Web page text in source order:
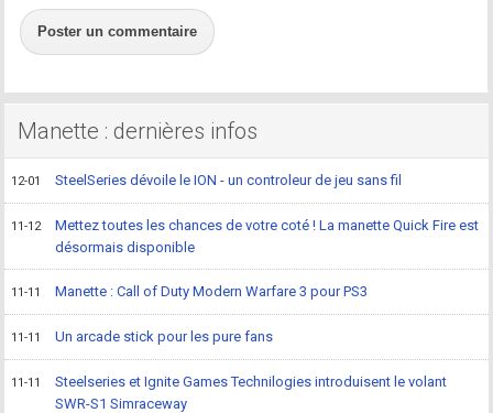
Poster un commentaire
Manette : dernières infos
12-01 SteelSeries dévoile le ION - un controleur de jeu sans fil
11-12
Mettez toutes les chances de votre coté ! La manette Quick Fire est
désormais disponible
11-11 Manette : Call of Duty Modern Warfare 3 pour PS3
11-11 Un arcade stick pour les pure fans
11-11
Steelseries et Ignite Games Technilogies introduisent le volant
SWR-S1 Simraceway